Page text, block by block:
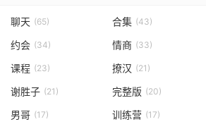
聊天 (65) 合集 (43)
约会 (34) 情商 (33)
课程 (23) 撩汉 (21)
谢胜子 (21) 完整版 (20)
男哥 (17) 训练营 (17)